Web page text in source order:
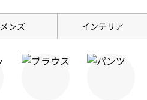
メンズ インテリア